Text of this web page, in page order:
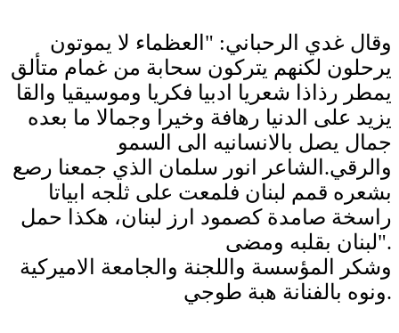
وقال غدي الرحباني: "العظماء لا يموتون
يرحلون لكنهم يتركون سحابة من غمام متألق
يمطر رذاذا شعريا ادبيا فكريا وموسيقيا والقا
يزيد على الدنيا رهافة وخيرا وجمالا ما بعده
جمال يصل بالانسانيه الى السمو
والرقي.الشاعر انور سلمان الذي جمعنا رصع
بشعره قمم لبنان فلمعت على ثلجه ابياتا
راسخة صامدة كصمود ارز لبنان، هكذا حمل
لبنان بقلبه ومضى".
وشكر المؤسسة واللجنة والجامعة الاميركية
ونوه بالفنانة هبة طوجي.